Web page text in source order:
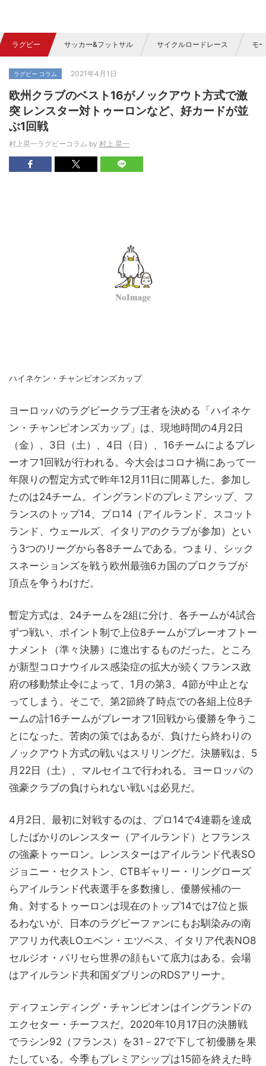
ラグビー サッカー&フットサル サイクルロードレース モ
ラグビー コラム 2021年4月1日
欧州クラブのベスト16がノックアウト方式で激
突 レンスター対トゥーロンなど、好カードが並
ぶ1回戦
村上晃一ラグビーコラム by 村上 晃一
ハイネケン・チャンピオンズカップ
ヨーロッパのラグビークラブ王者を決める「ハイネケ
ン・チャンピオンズカップ」は、現地時間の4月2日
（金）、3日（土）、4日（日）、16チームによるプレ
ーオフ1回戦が行われる。今大会はコロナ禍にあって一
年限りの暫定方式で昨年12月11日に開幕した。参加し
たのは24チーム。イングランドのプレミアシップ、フ
ランスのトップ14、プロ14（アイルランド、スコット
ランド、ウェールズ、イタリアのクラブが参加）とい
う3つのリーグから各8チームである。つまり、シック
スネーションズを戦う欧州最強6カ国のプロクラブが
頂点を争うわけだ。
暫定方式は、24チームを2組に分け、各チームが4試合
ずつ戦い、ポイント制で上位8チームがプレーオフトー
ナメント（準々決勝）に進出するものだった。ところ
が新型コロナウイルス感染症の拡大が続くフランス政
府の移動禁止令によって、1月の第3、4節が中止とな
ってしまう。そこで、第2節終了時点での各組上位8チ
ームの計16チームがプレーオフ1回戦から優勝を争うこ
とになった。苦肉の策ではあるが、負けたら終わりの
ノックアウト方式の戦いはスリリングだ。決勝戦は、5
月22日（土）、マルセイユで行われる。ヨーロッパの
強豪クラブの負けられない戦いは必見だ。
4月2日、最初に対戦するのは、プロ14で4連覇を達成
したばかりのレンスター（アイルランド）とフランス
の強豪トゥーロン。レンスターはアイルランド代表SO
ジョニー・セクストン、CTBギャリー・リングローズ
らアイルランド代表選手を多数擁し、優勝候補の一
角。対するトゥーロンは現在のトップ14では7位と振
るわないが、日本のラグビーファンにもお馴染みの南
アフリカ代表LOエベン・エツベス、イタリア代表NO8
セルジオ・パリセら世界の顔もいて底力はある。会場
はアイルランド共和国ダブリンのRDSアリーナ。
ディフェンディング・チャンピオンはイングランドの
エクセター・チーフスだ。2020年10月17日の決勝戦
でラシン92（フランス）を31－27で下して初優勝を果
たしている。今季もプレミアシップは15節を終えた時